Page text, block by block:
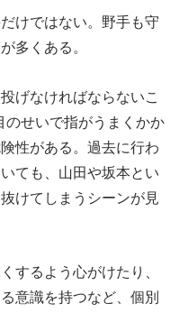
けではない。野手も守
多くある。
げなければならないこ
のせいで指がうまくかか
性がある。過去に行わ
ても、山田や坂本とい
けてしまうシーンが見
するよう心がけたり、
意識を持つなど、個別